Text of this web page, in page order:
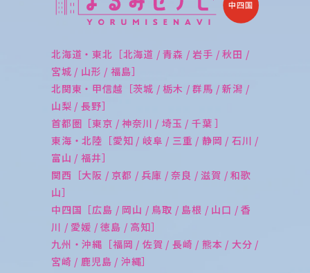
北海道・東北［北海道 / 青森 / 岩手 / 秋田 /
宮城 / 山形 / 福島］
北関東・甲信越［茨城 / 栃木 / 群馬 / 新潟 /
山梨 / 長野］
首都圏［東京 / 神奈川 / 埼玉 / 千葉 ］
東海・北陸［愛知 / 岐阜 / 三重 / 静岡 / 石川 /
富山 / 福井］
関西［大阪 / 京都 / 兵庫 / 奈良 / 滋賀 / 和歌
山］
中四国［広島 / 岡山 / 鳥取 / 島根 / 山口 / 香
川 / 愛媛 / 徳島 / 高知］
九州・沖縄［福岡 / 佐賀 / 長崎 / 熊本 / 大分 /
宮崎 / 鹿児島 / 沖縄］